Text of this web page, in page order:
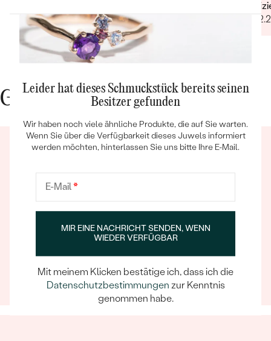
Bestseller
Diamant
ANZAHL:
3
KARATGEWICHT:
FORM:
Rund
REINHEIT:
SI
FARBE:
G-H
HERKUNFT:
Natürlich
Gute Gründe für Eppi
Ein Eppi-sches Erlebnis
Wenn Sie online oder persönlich einkaufen, können Sie
dass schon die Auswahl eines Schmuckstücks zu
einem unvergesslichen Erlebnis wird.
Leider hat dieses Schmuckstück bereits seinen
Besitzer gefunden
Wir haben noch viele ähnliche Produkte, die auf Sie warten.
Wenn Sie über die Verfügbarkeit dieses Juwels informiert
werden möchten, hinterlassen Sie uns bitte Ihre E-Mail.
E-Mail*
MIR EINE NACHRICHT SENDEN, WENN
WIEDER VERFÜGBAR
Mit meinem Klicken bestätige ich, dass ich die
Datenschutzbestimmungen zur Kenntnis
genommen habe.